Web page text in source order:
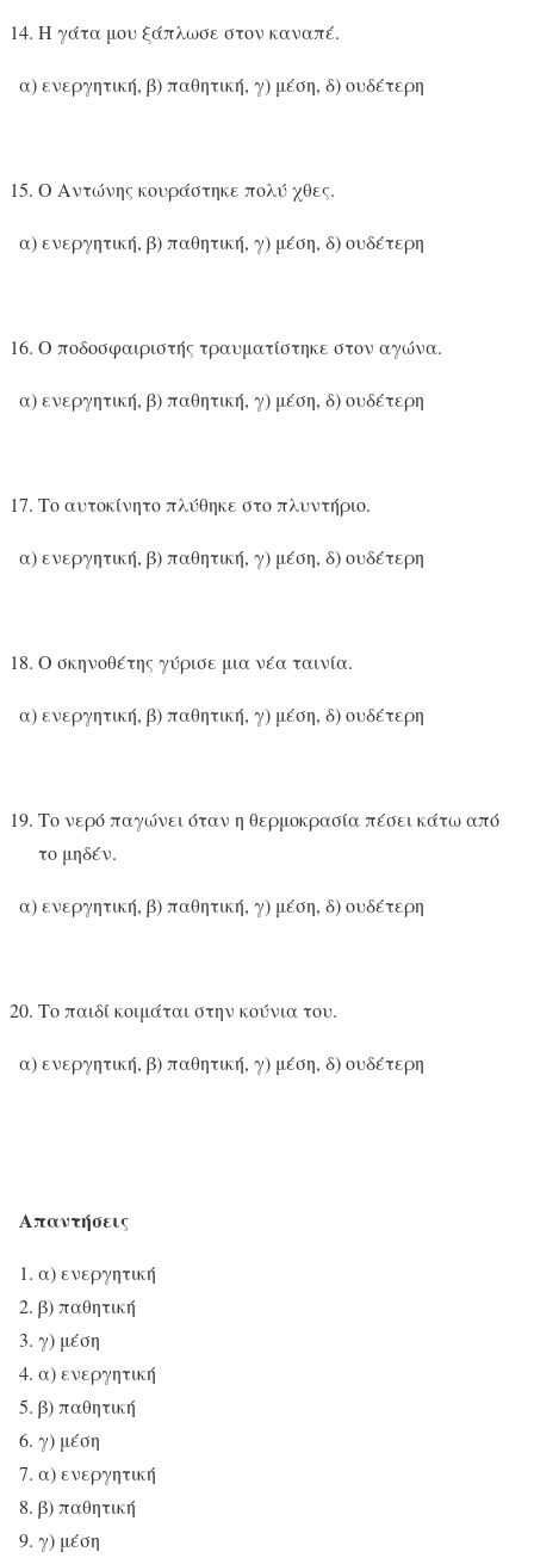
Η γάτα μου ξάπλωσε στον καναπέ.
α) ενεργητική, β) παθητική, γ) μέση, δ) ουδέτερη
Ο Αντώνης κουράστηκε πολύ χθες.
α) ενεργητική, β) παθητική, γ) μέση, δ) ουδέτερη
Ο ποδοσφαιριστής τραυματίστηκε στον αγώνα.
α) ενεργητική, β) παθητική, γ) μέση, δ) ουδέτερη
Το αυτοκίνητο πλύθηκε στο πλυντήριο.
α) ενεργητική, β) παθητική, γ) μέση, δ) ουδέτερη
Ο σκηνοθέτης γύρισε μια νέα ταινία.
α) ενεργητική, β) παθητική, γ) μέση, δ) ουδέτερη
Το νερό παγώνει όταν η θερμοκρασία πέσει κάτω από
το μηδέν.
α) ενεργητική, β) παθητική, γ) μέση, δ) ουδέτερη
Το παιδί κοιμάται στην κούνια του.
α) ενεργητική, β) παθητική, γ) μέση, δ) ουδέτερη
Απαντήσεις
α) ενεργητική
β) παθητική
γ) μέση
α) ενεργητική
β) παθητική
γ) μέση
α) ενεργητική
β) παθητική
γ) μέση